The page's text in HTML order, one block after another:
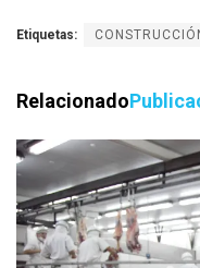
Etiquetas:
Relacionado